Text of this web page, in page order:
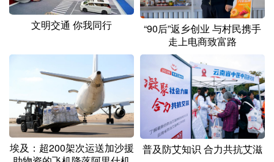
内蒙古 黑龙江
多语种频道
English Español Français عربى
Русский язык 日本語 한국어
Deutsch Português
文明交通 你我同行
“90后”返乡创业 与村民携手
走上电商致富路
埃及：超200架次运送加沙援
普及防艾知识 合力共抗艾滋